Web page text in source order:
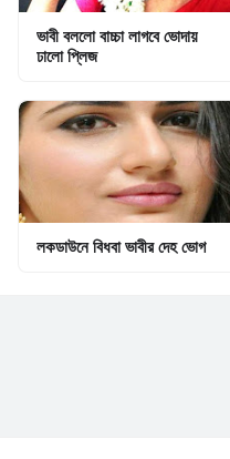
ভাবী বললো বাচ্চা লাগবে ভোদায়
ঢালো প্লিজ
লকডাউনে বিধবা ভাবীর দেহ ভোগ